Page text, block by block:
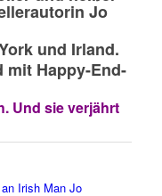
Jo
und Irland.
mit Happy-End-
Und sie verjährt